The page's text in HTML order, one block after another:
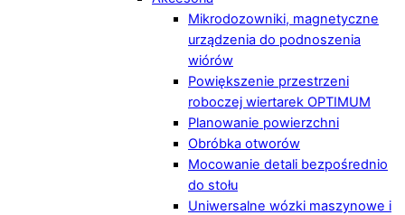
Mikrodozowniki, magnetyczne
urządzenia do podnoszenia
wiórów
Powiększenie przestrzeni
roboczej wiertarek OPTIMUM
Planowanie powierzchni
Obróbka otworów
Mocowanie detali bezpośrednio
do stołu
Uniwersalne wózki maszynowe i